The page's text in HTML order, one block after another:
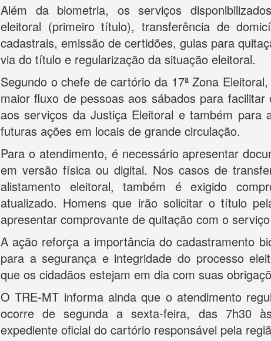
Além da biometria, os serviços
eleitoral (primeiro título), transferência de
cadastrais, emissão de certidões, guias para
via do título e regularização da situação eleitoral.
Segundo o chefe de cartório da 17ª Zona
maior fluxo de pessoas aos sábados para facilitar
aos serviços da Justiça Eleitoral e também para
futuras ações em locais de grande circulação.
Para o atendimento, é necessário apresentar
em versão física ou digital. Nos casos de
alistamento eleitoral, também é exigido
atualizado. Homens que irão solicitar o título
apresentar comprovante de quitação com o
A ação reforça a importância do cadastramento
para a segurança e integridade do processo
que os cidadãos estejam em dia com suas
O TRE-MT informa ainda que o atendimento
ocorre de segunda a sexta-feira, das 7h30
expediente oficial do cartório responsável pela